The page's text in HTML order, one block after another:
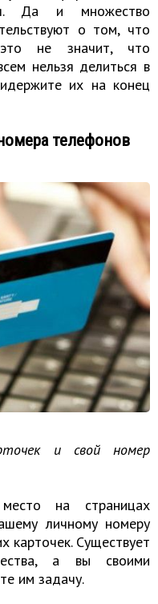
Да и множество
о том, что
не значит, что
нельзя делиться в
их на конец
телефонов
и свой номер
на страницах
личному номеру
карточек. Существует
а вы своими
им задачу.